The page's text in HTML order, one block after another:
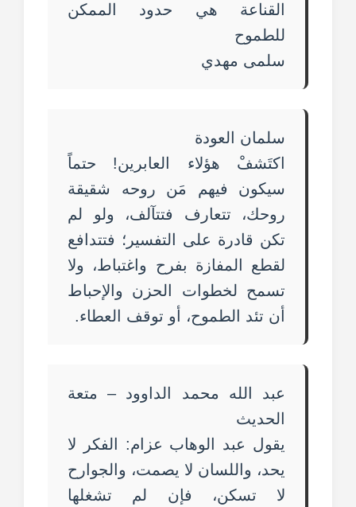
القناعة هي حدود الممكن
للطموح
سلمى مهدي
سلمان العودة
اكتَشفْ هؤلاء العابرين! حتماً
سيكون فيهم مَن روحه شقيقة
روحك، تتعارف فتتآلف، ولو لم
تكن قادرة على التفسير؛ فتتدافع
لقطع المفازة بفرح واغتباط، ولا
تسمح لخطوات الحزن والإحباط
أن تئد الطموح، أو توقف العطاء.
عبد الله محمد الداوود – متعة
الحديث
يقول عبد الوهاب عزام: الفكر لا
يحد، واللسان لا يصمت، والجوارح
لا تسكن، فإن لم تشغلها